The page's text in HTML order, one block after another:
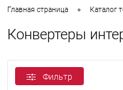
Главная страница • Каталог
Конвертеры
Фильтр